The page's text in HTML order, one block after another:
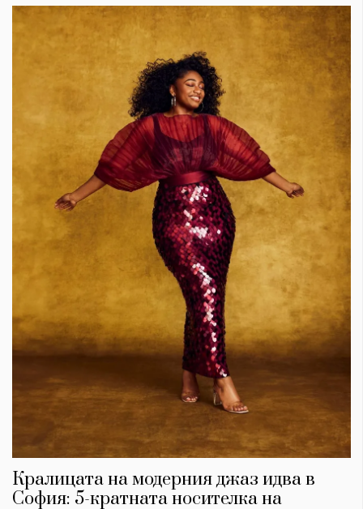
Кралицата на модерния джаз идва в
София: 5-кратната носителка на